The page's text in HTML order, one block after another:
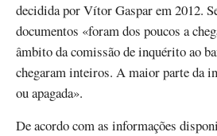
decidida por Vítor Gaspar em 2012.
documentos «foram dos poucos a
âmbito da comissão de inquérito ao
chegaram inteiros. A maior parte da
ou apagada».
De acordo com as informações